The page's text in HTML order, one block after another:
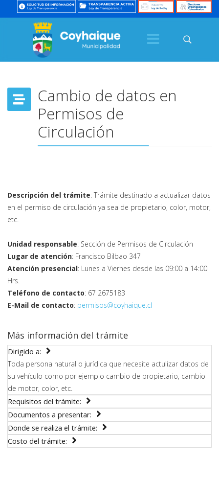
Cambio de datos en
Permisos de
Circulación
Descripción del trámite: Trámite destinado a actualizar datos
en el permiso de circulación ya sea de propietario, color, motor,
etc.
Unidad responsable: Sección de Permisos de Circulación
Lugar de atención: Francisco Bilbao 347
Atención presencial: Lunes a Viernes desde las 09:00 a 14:00
Hrs.
Teléfono de contacto: 67 2675183
E-Mail de contacto: permisos@coyhaique.cl
Más información del trámite
Dirigido a:
Toda persona natural o jurídica que necesite actulizar datos de
su vehículo como por ejemplo cambio de propietario, cambio
de motor, color, etc.
Requisitos del trámite:
Documentos a presentar:
Donde se realiza el trámite:
Costo del trámite: